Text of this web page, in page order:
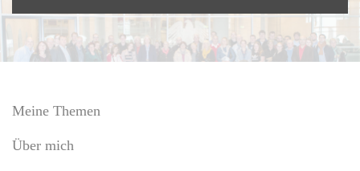
Meine Themen
Über mich